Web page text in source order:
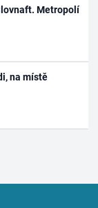
Metropolí
na místě